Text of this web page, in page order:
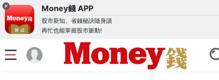
Money錢 APP
股市新知、省錢秘訣隨身讀
再忙也能掌握股市脈動!